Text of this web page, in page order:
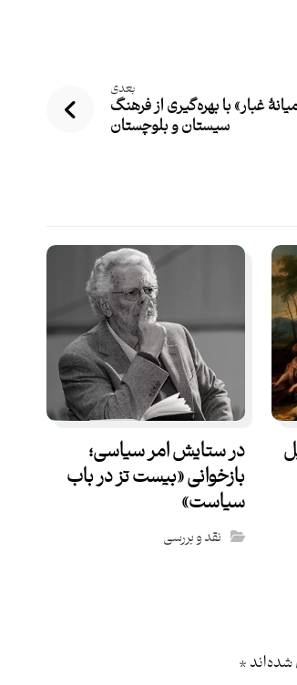
بعدی
غبار» با بهره‌گیری از فرهنگ
سیستان‌ و بلوچستان
در ستایش امر سیاسی؛
بازخوانی «بیست تز در باب
سیاست»
نقد و بررسی
*